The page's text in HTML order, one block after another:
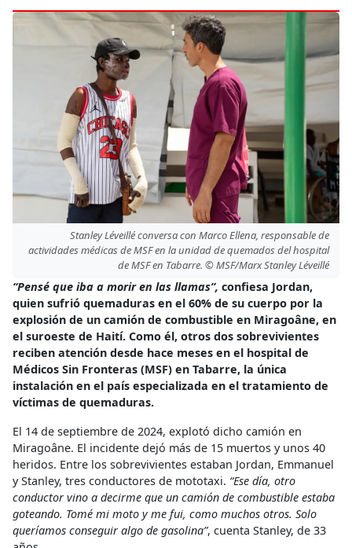
Stanley Léveillé conversa con Marco Ellena, responsable de
actividades médicas de MSF en la unidad de quemados del hospital
de MSF en Tabarre. © MSF/Marx Stanley Léveillé
“Pensé que iba a morir en las llamas”, confiesa Jordan,
quien sufrió quemaduras en el 60% de su cuerpo por la
explosión de un camión de combustible en Miragoâne, en
el suroeste de Haití. Como él, otros dos sobrevivientes
reciben atención desde hace meses en el hospital de
Médicos Sin Fronteras (MSF) en Tabarre, la única
instalación en el país especializada en el tratamiento de
víctimas de quemaduras.
El 14 de septiembre de 2024, explotó dicho camión en
Miragoâne. El incidente dejó más de 15 muertos y unos 40
heridos. Entre los sobrevivientes estaban Jordan, Emmanuel
y Stanley, tres conductores de mototaxi. “Ese día, otro
conductor vino a decirme que un camión de combustible estaba
goteando. Tomé mi moto y me fui, como muchos otros. Solo
queríamos conseguir algo de gasolina”, cuenta Stanley, de 33